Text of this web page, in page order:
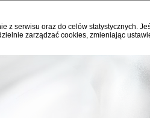
z serwisu oraz do celów statystycznych.
zarządzać cookies, zmieniając